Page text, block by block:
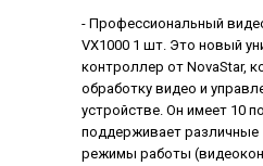
- Профессиональный
VX1000 1 шт. Это новый
контроллер от NovaStar,
обработку видео и
устройстве. Он имеет 10
поддерживает различные
режимы работы